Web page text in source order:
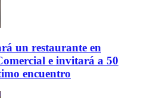
un restaurante en
e invitará a 50
encuentro